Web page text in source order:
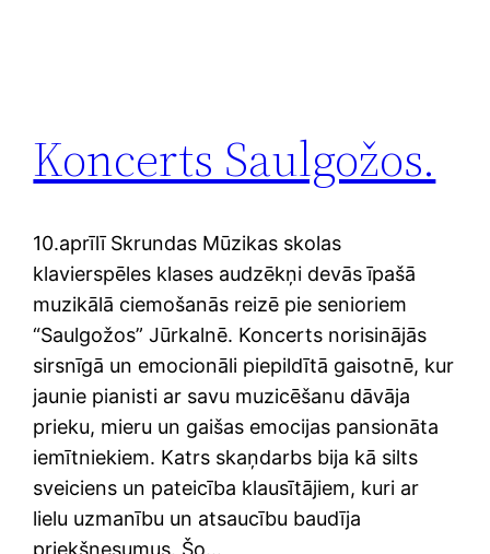
Koncerts Saulgožos.
10.aprīlī Skrundas Mūzikas skolas
klavierspēles klases audzēkņi devās īpašā
muzikālā ciemošanās reizē pie senioriem
“Saulgožos” Jūrkalnē. Koncerts norisinājās
sirsnīgā un emocionāli piepildītā gaisotnē, kur
jaunie pianisti ar savu muzicēšanu dāvāja
prieku, mieru un gaišas emocijas pansionāta
iemītniekiem. Katrs skaņdarbs bija kā silts
sveiciens un pateicība klausītājiem, kuri ar
lielu uzmanību un atsaucību baudīja
priekšnesumus. Šo…